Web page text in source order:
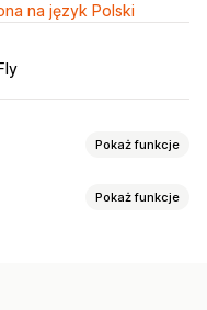
na język Polski
Pokaż funkcje
Pokaż funkcje